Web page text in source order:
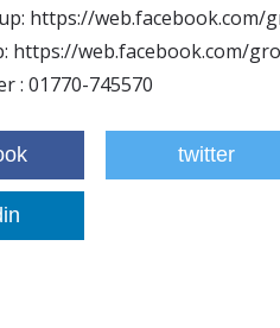
https://web.facebook.com/
https://web.facebook.com/
: 01770-745570
twitter